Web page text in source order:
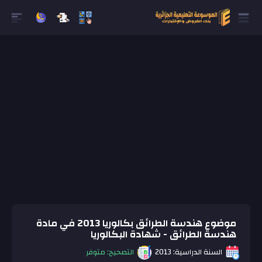
موضوع هندسة الطرائق بكالوريا 2013 في مادة
هندسة الطرائق - شهادة البكالوريا
السنة الدراسية: 2013 التصحيح: متوفر